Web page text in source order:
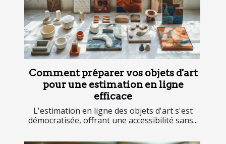
Comment préparer vos objets d'art
pour une estimation en ligne
efficace
L'estimation en ligne des objets d'art s'est
démocratisée, offrant une accessibilité sans...